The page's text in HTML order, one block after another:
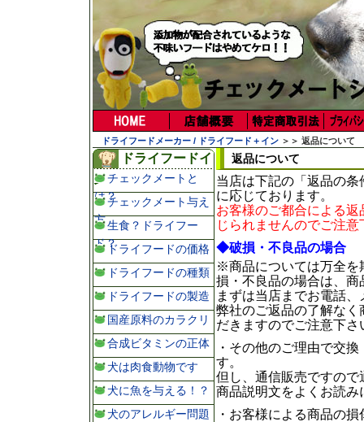
ドライフードメーカー / ドライフード＋イン ＞＞ 返品について
ドライフードイ
ンチェックメートと
は？チェックメート与え
方生食？ドライフー
ド？ドライフードの価格
ドライフードの種類
ドライフードの製造
国産原料のカラクリ
合成ビタミンの正体
犬は肉食動物です
犬に魚を与える！？
犬のアレルギー問題
返品について
当店は下記の「返品の
に応じております。
お客様のご都合による
じられませんのでご注意
◆破損・不良品の場合
※商品については万全を
損・不良品の場合は、
まずは当店までお電話
弊社のご返品の了解な
だきますのでご注意下さ
・その他のご理由で交
す。
但し、通信販売ですので
商品説明文をよくお読
・お客様による商品の